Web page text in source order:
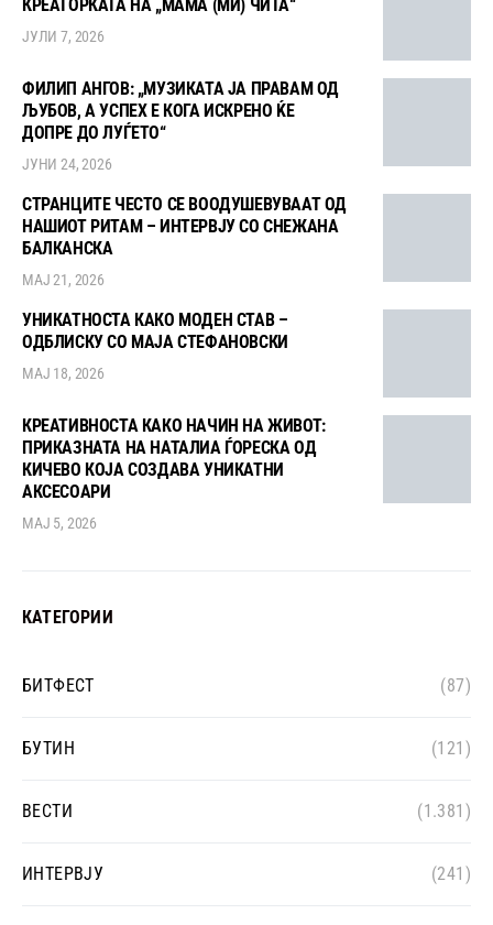
КРЕАТОРКАТА НА „МАМА (МИ) ЧИТА“
ЈУЛИ 7, 2026
ФИЛИП АНГОВ: „МУЗИКАТА ЈА ПРАВАМ ОД
ЉУБОВ, А УСПЕХ Е КОГА ИСКРЕНО ЌЕ
ДОПРЕ ДО ЛУЃЕТО“
ЈУНИ 24, 2026
СТРАНЦИТЕ ЧЕСТО СЕ ВООДУШЕВУВААТ ОД
НАШИОТ РИТАМ – ИНТЕРВЈУ СО СНЕЖАНА
БАЛКАНСКА
МАЈ 21, 2026
УНИКАТНОСТА КАКО МОДЕН СТАВ –
ОДБЛИСКУ СО МАЈА СТЕФАНОВСКИ
МАЈ 18, 2026
КРЕАТИВНОСТА КАКО НАЧИН НА ЖИВОТ:
ПРИКАЗНАТА НА НАТАЛИА ЃОРЕСКА ОД
КИЧЕВО КОЈА СОЗДАВА УНИКАТНИ
АКСЕСОАРИ
МАЈ 5, 2026
КАТЕГОРИИ
БИТФЕСТ (87)
БУТИН (121)
ВЕСТИ (1.381)
ИНТЕРВЈУ (241)